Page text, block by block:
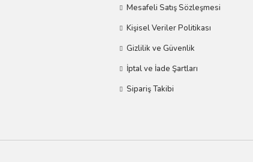
Mesafeli Satış Sözleşmesi
Kişisel Veriler Politikası
Gizlilik ve Güvenlik
İptal ve İade Şartları
Sipariş Takibi